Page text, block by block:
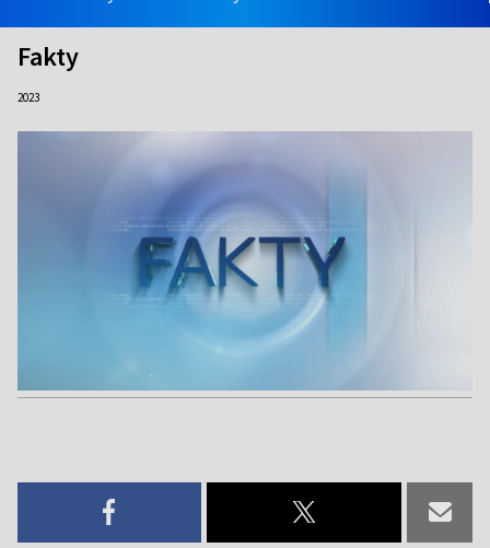
Fakty
2023